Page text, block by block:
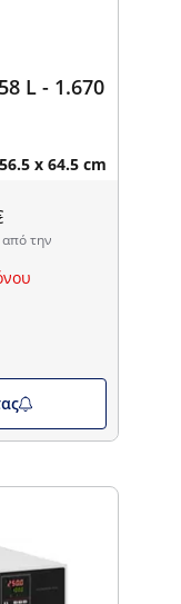
L - 1.670
x 64.5 cm
την